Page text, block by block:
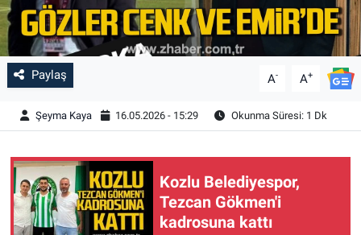
Paylaş A- A+
Şeyma Kaya 16.05.2026 - 15:29 Okunma Süresi: 1 Dk
Kozlu Belediyespor,
Tezcan Gökmen'i
kadrosuna kattı